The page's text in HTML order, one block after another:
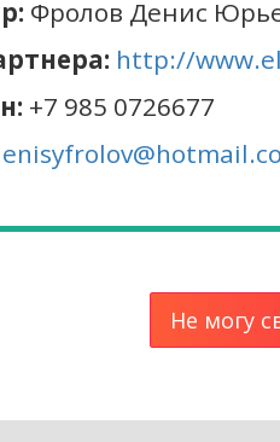
Фролов Денис
http://
+7 985 0726677
Не могу